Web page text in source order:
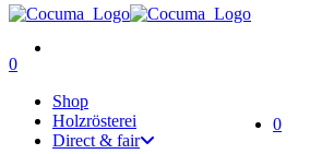
Close
search
account
0
Shop
Holzrösterei
Direct & fair
0